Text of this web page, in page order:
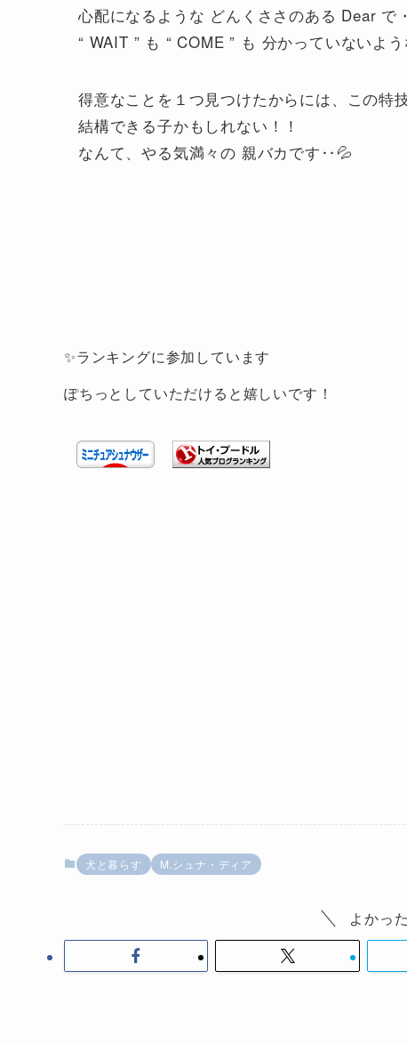
心配になるような どんくささのある Dear で
“ WAIT ” も “ COME ” も 分かっていないよ
得意なことを１つ見つけたからには、この特
結構できる子かもしれない！！
なんて、やる気満々の 親バカです‥💦
✨ランキングに参加しています
ぽちっとしていただけると嬉しいです！
犬と暮らす M.シュナ・ディア
よかっ